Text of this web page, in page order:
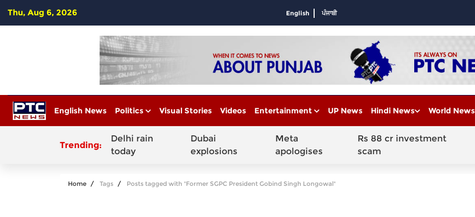
Thu, Aug 6, 2026 English ਪੰਜਾਬੀ
English News Politics Visual Stories Videos Entertainment UP News Hindi News World News
Trending:
Delhi rain
today
Dubai
explosions
Meta
apologises
Rs 88 cr investment
scam
Home Tags Posts tagged with "Former SGPC President Gobind Singh Longowal"